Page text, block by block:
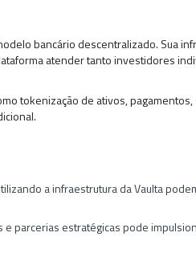
bancário descentralizado. Sua
atender tanto investidores
tokenização de ativos,
a infraestrutura da Vaulta
parcerias estratégicas pode